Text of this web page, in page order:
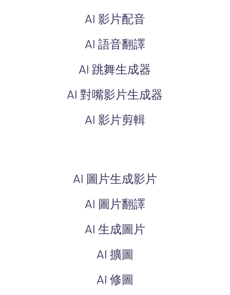
AI 影片配音
AI 語音翻譯
AI 跳舞生成器
AI 對嘴影片生成器
AI 影片剪輯
AI 圖片生成影片
AI 圖片翻譯
AI 生成圖片
AI 擴圖
AI 修圖